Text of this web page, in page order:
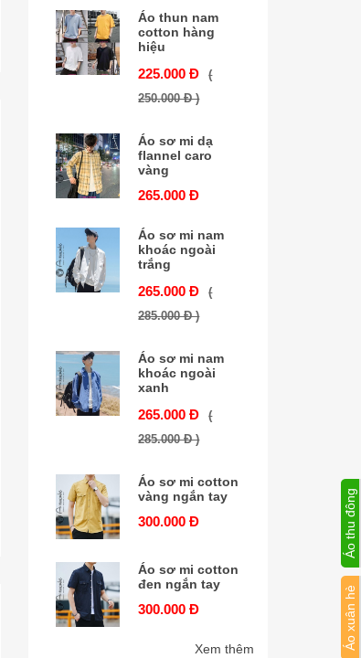
Áo thun nam
cotton hàng
hiệu
225.000 Đ
(
250.000 Đ )
Áo sơ mi dạ
flannel caro
vàng
265.000 Đ
Áo sơ mi nam
khoác ngoài
trắng
265.000 Đ
(
285.000 Đ )
Áo sơ mi nam
khoác ngoài
xanh
265.000 Đ
(
285.000 Đ )
Áo sơ mi cotton
vàng ngắn tay
300.000 Đ
Áo sơ mi cotton
đen ngắn tay
300.000 Đ
Xem thêm Áo xuân hè
Áo thu đông